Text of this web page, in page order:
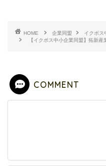
HOME 企業同盟
イクボス
【イクボス中小企業同盟】拓新
COMMENT